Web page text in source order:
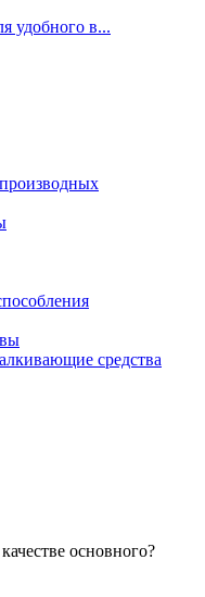
удобного в...
средства
основного?